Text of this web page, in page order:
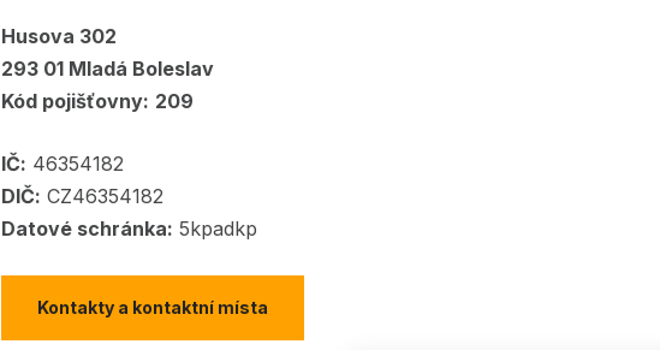
Husova 302
293 01 Mladá Boleslav
Kód pojišťovny: 209
IČ: 46354182
DIČ: CZ46354182
Datové schránka: 5kpadkp
Kontakty a kontaktní místa